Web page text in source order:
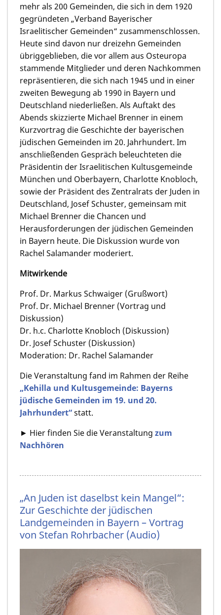
mehr als 200 Gemeinden, die sich in dem 1920
gegründeten „Verband Bayerischer
Israelitischer Gemeinden“ zusammenschlossen.
Heute sind davon nur dreizehn Gemeinden
übriggeblieben, die vor allem aus Osteuropa
stammende Mitglieder und deren Nachkommen
repräsentieren, die sich nach 1945 und in einer
zweiten Bewegung ab 1990 in Bayern und
Deutschland niederließen. Als Auftakt des
Abends skizzierte Michael Brenner in einem
Kurzvortrag die Geschichte der bayerischen
jüdischen Gemeinden im 20. Jahrhundert. Im
anschließenden Gespräch beleuchteten die
Präsidentin der Israelitischen Kultusgemeinde
München und Oberbayern, Charlotte Knobloch,
sowie der Präsident des Zentralrats der Juden in
Deutschland, Josef Schuster, gemeinsam mit
Michael Brenner die Chancen und
Herausforderungen der jüdischen Gemeinden
in Bayern heute. Die Diskussion wurde von
Rachel Salamander moderiert.
Mitwirkende
Prof. Dr. Markus Schwaiger (Grußwort)
Prof. Dr. Michael Brenner (Vortrag und
Diskussion)
Dr. h.c. Charlotte Knobloch (Diskussion)
Dr. Josef Schuster (Diskussion)
Moderation: Dr. Rachel Salamander
Die Veranstaltung fand im Rahmen der Reihe
„Kehilla und Kultusgemeinde: Bayerns
jüdische Gemeinden im 19. und 20.
Jahrhundert“statt.
► Hier finden Sie die Veranstaltung zum
Nachhören
„An Juden ist daselbst kein Mangel“:
Zur Geschichte der jüdischen
Landgemeinden in Bayern – Vortrag
von Stefan Rohrbacher (Audio)